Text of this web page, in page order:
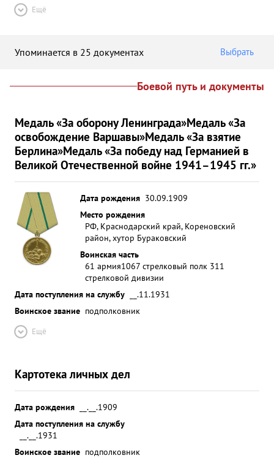
Ещё
Упоминается в 25 документах Выбрать
Боевой путь и документы
Медаль «За оборону Ленинграда»Медаль «За
освобождение Варшавы»Медаль «За взятие
Берлина»Медаль «За победу над Германией в
Великой Отечественной войне 1941–1945 гг.»
Дата рождения 30.09.1909
Место рождения
РФ, Краснодарский край, Кореновский
район, хутор Бураковский
Воинская часть
61 армия1067 стрелковый полк 311
стрелковой дивизии
Дата поступления на службу
__.11.1931
Воинское звание подполковник
Ещё
Картотека личных дел
Дата рождения
__.__.1909
Дата поступления на службу
__.__.1931
Воинское звание подполковник